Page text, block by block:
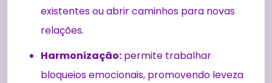
existentes ou abrir caminhos para novas
relações.
Harmonização: permite trabalhar
bloqueios emocionais, promovendo leveza